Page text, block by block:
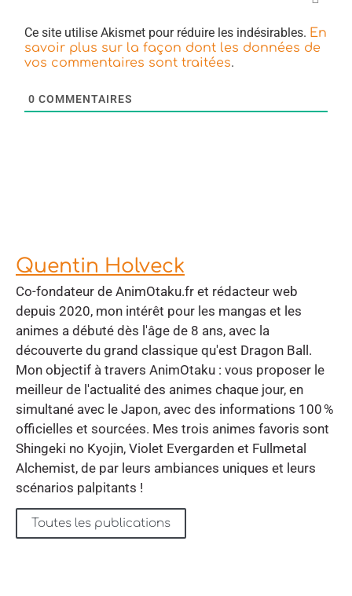
Ce site utilise Akismet pour réduire les indésirables. En
savoir plus sur la façon dont les données de
vos commentaires sont traitées.
0 COMMENTAIRES
Quentin Holveck
Co-fondateur de AnimOtaku.fr et rédacteur web
depuis 2020, mon intérêt pour les mangas et les
animes a débuté dès l'âge de 8 ans, avec la
découverte du grand classique qu'est Dragon Ball.
Mon objectif à travers AnimOtaku : vous proposer le
meilleur de l'actualité des animes chaque jour, en
simultané avec le Japon, avec des informations 100 %
officielles et sourcées. Mes trois animes favoris sont
Shingeki no Kyojin, Violet Evergarden et Fullmetal
Alchemist, de par leurs ambiances uniques et leurs
scénarios palpitants !
Toutes les publications